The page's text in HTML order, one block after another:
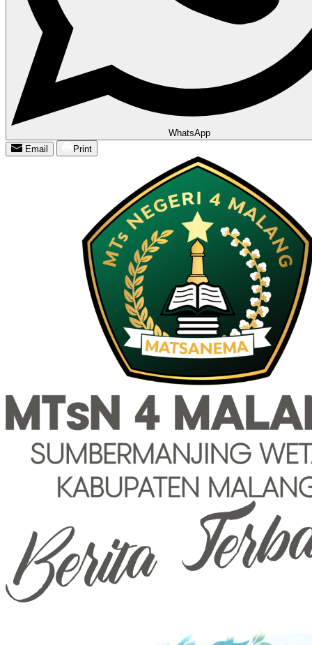
WhatsApp
Email
Print